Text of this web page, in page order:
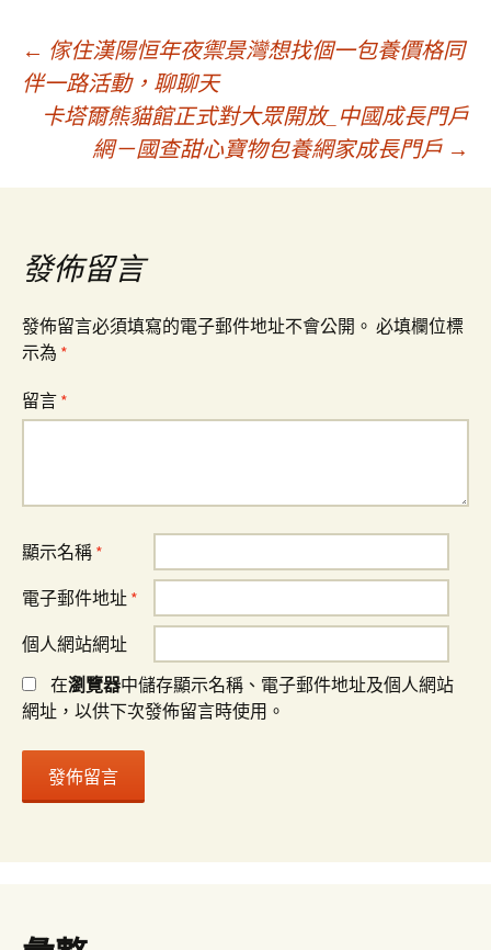
文
章
導
覽
← 傢住漢陽恒年夜禦景灣想找個一包養價格同
伴一路活動，聊聊天
卡塔爾熊貓館正式對大眾開放_中國成長門戶
網－國查甜心寶物包養網家成長門戶 →
發佈留言
發佈留言必須填寫的電子郵件地址不會公開。 必填欄位標
示為 *
留言 *
顯示名稱 *
電子郵件地址 *
個人網站網址
在瀏覽器中儲存顯示名稱、電子郵件地址及個人網站
網址，以供下次發佈留言時使用。